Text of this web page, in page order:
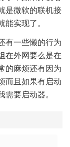
是微软的联机接
能实现了。
有一些懒的行为
在外网要么是在
的麻烦还有因为
而且如果有启动
要启动器。